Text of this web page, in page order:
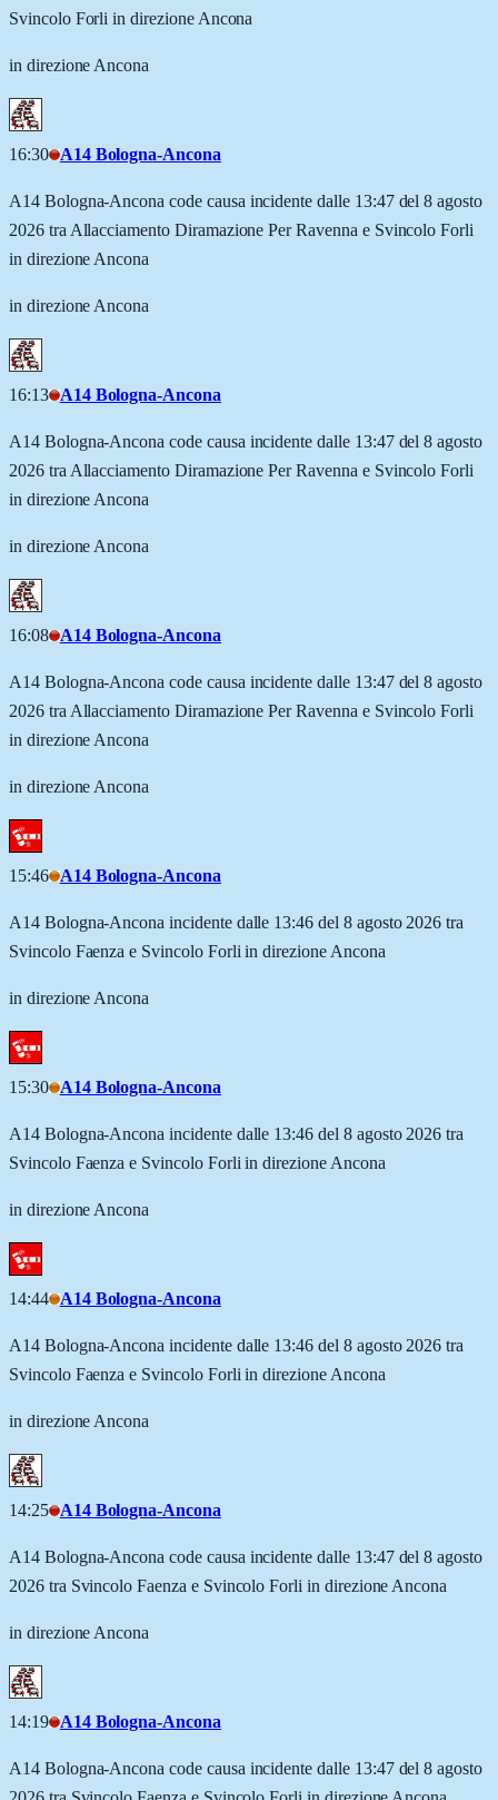
Svincolo Forli in direzione Ancona
in direzione Ancona
16:30 A14 Bologna-Ancona
A14 Bologna-Ancona code causa incidente dalle 13:47 del 8 agosto
2026 tra Allacciamento Diramazione Per Ravenna e Svincolo Forli
in direzione Ancona
in direzione Ancona
16:13 A14 Bologna-Ancona
A14 Bologna-Ancona code causa incidente dalle 13:47 del 8 agosto
2026 tra Allacciamento Diramazione Per Ravenna e Svincolo Forli
in direzione Ancona
in direzione Ancona
16:08 A14 Bologna-Ancona
A14 Bologna-Ancona code causa incidente dalle 13:47 del 8 agosto
2026 tra Allacciamento Diramazione Per Ravenna e Svincolo Forli
in direzione Ancona
in direzione Ancona
15:46 A14 Bologna-Ancona
A14 Bologna-Ancona incidente dalle 13:46 del 8 agosto 2026 tra
Svincolo Faenza e Svincolo Forli in direzione Ancona
in direzione Ancona
15:30 A14 Bologna-Ancona
A14 Bologna-Ancona incidente dalle 13:46 del 8 agosto 2026 tra
Svincolo Faenza e Svincolo Forli in direzione Ancona
in direzione Ancona
14:44 A14 Bologna-Ancona
A14 Bologna-Ancona incidente dalle 13:46 del 8 agosto 2026 tra
Svincolo Faenza e Svincolo Forli in direzione Ancona
in direzione Ancona
14:25 A14 Bologna-Ancona
A14 Bologna-Ancona code causa incidente dalle 13:47 del 8 agosto
2026 tra Svincolo Faenza e Svincolo Forli in direzione Ancona
in direzione Ancona
14:19 A14 Bologna-Ancona
A14 Bologna-Ancona code causa incidente dalle 13:47 del 8 agosto